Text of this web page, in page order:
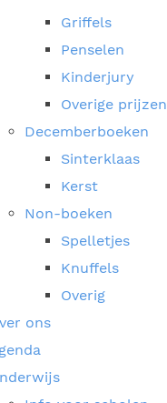
Griffels
Penselen
Kinderjury
Overige prijzen
Decemberboeken
Sinterklaas
Kerst
Non-boeken
Spelletjes
Knuffels
Overig
ons